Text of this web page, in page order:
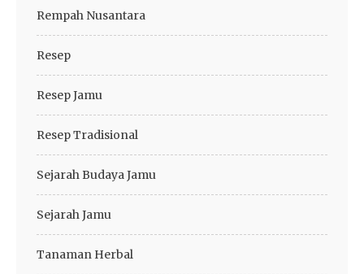
Rempah Nusantara
Resep
Resep Jamu
Resep Tradisional
Sejarah Budaya Jamu
Sejarah Jamu
Tanaman Herbal